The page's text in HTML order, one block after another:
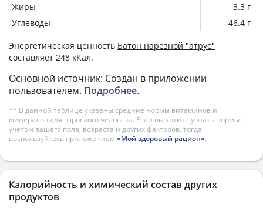
Жиры
3.3 г
Углеводы
46.4 г
Энергетическая ценность Батон нарезной "атрус"
составляет 248 кКал.
Основной источник: Создан в приложении
пользователем. Подробнее.
** В данной таблице указаны средние нормы витаминов и
минералов для взрослого человека. Если вы хотите узнать нормы с
учетом вашего пола, возраста и других факторов, тогда
воспользуйтесь приложением «Мой здоровый рацион».
Калорийность и химический состав других
продуктов